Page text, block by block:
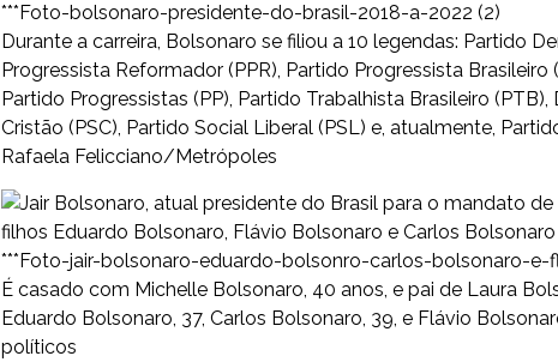
***Foto-bolsonaro-presidente-do-brasil-2018-a-2022 (2)
Durante a carreira, Bolsonaro se filiou a 10 legendas: Partido
Progressista Reformador (PPR), Partido Progressista Brasileiro
Partido Progressistas (PP), Partido Trabalhista Brasileiro
Cristão (PSC), Partido Social Liberal (PSL) e, atualmente,
Rafaela Felicciano/Metrópoles
***Foto-jair-bolsonaro-eduardo-bolsonro-carlos-bolsonaro-e-
É casado com Michelle Bolsonaro, 40 anos, e pai de Laura
Eduardo Bolsonaro, 37, Carlos Bolsonaro, 39, e Flávio
políticos